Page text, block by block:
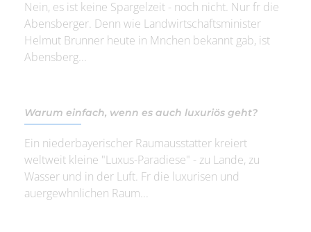
Nein, es ist keine Spargelzeit - noch nicht. Nur fr die
Abensberger. Denn wie Landwirtschaftsminister
Helmut Brunner heute in Mnchen bekannt gab, ist
Abensberg...
Warum einfach, wenn es auch luxuriös geht?
Ein niederbayerischer Raumausstatter kreiert
weltweit kleine "Luxus-Paradiese" - zu Lande, zu
Wasser und in der Luft. Fr die luxurisen und
auergewhnlichen Raum...